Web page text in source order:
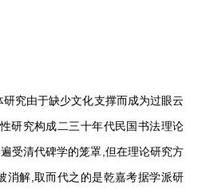
究由于缺少文化支撑而成为过眼云
研究构成二三十年代民国书法理论
受清代碑学的笼罩,但在理论研究方
消解,取而代之的是乾嘉考据学派研